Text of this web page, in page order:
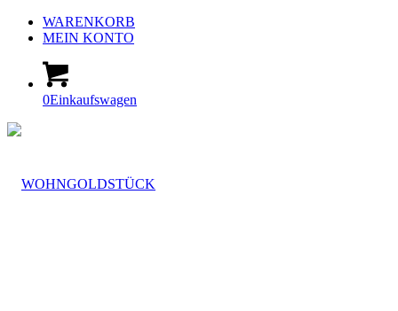
WARENKORB
MEIN KONTO
0Einkaufswagen